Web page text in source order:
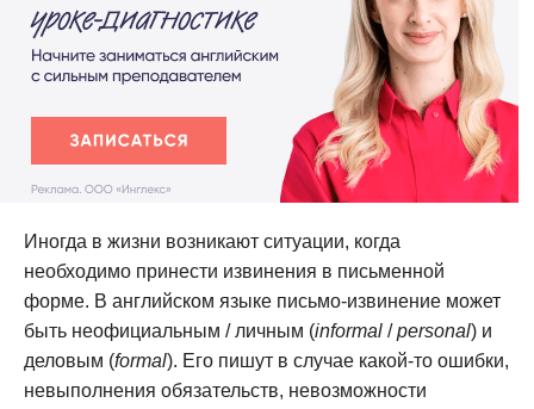
Иногда в жизни возникают ситуации, когда
необходимо принести извинения в письменной
форме. В английском языке письмо-извинение может
быть неофициальным / личным (informal /personal) и
деловым (formal). Его пишут в случае какой-то ошибки,
невыполнения обязательств, невозможности